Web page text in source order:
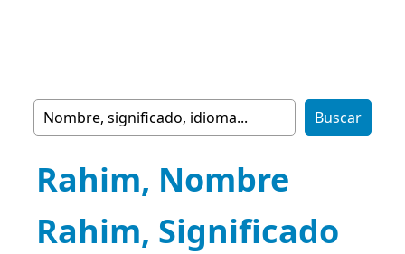
Rahim, Nombre
Rahim, Significado